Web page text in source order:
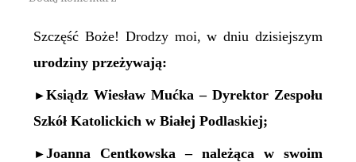
Szczęść Boże! Drodzy moi, w dniu dzisiejszym
urodziny przeżywają:
►Ksiądz Wiesław Mućka – Dyrektor Zespołu
Szkół Katolickich w Białej Podlaskiej;
►Joanna Centkowska – należąca w swoim